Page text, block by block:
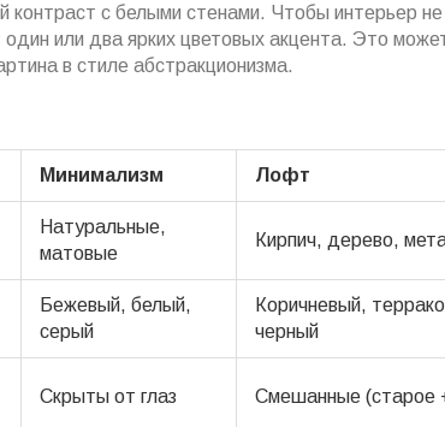
контраст с белыми стенами. Чтобы интерьер
или два ярких цветовых акцента. Это
в стиле абстракционизма.
Минимализм Лофт
Натуральные,
матовые
Кирпич, дерево,
Бежевый, белый,
серый
Коричневый,
черный
Скрыты от глаз Смешанные (старое